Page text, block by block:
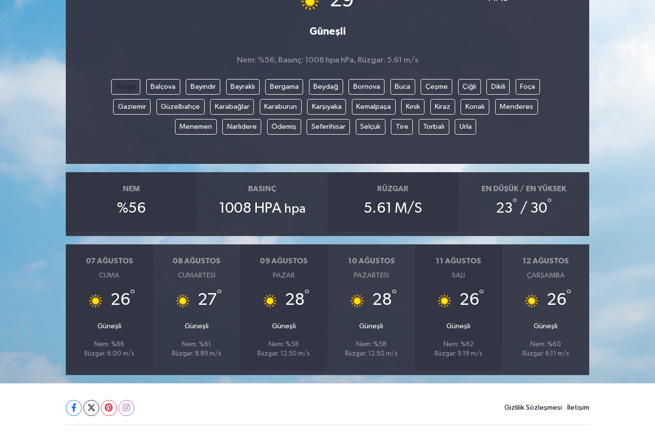
Güneşli
Nem: %56, Basınç: 1008 hpa hPa, Rüzgar: 5.61 m/s
Aliağa Balçova Bayındır Bayraklı Bergama Beydağ Bornova Buca Çeşme Çiğli Dikili Foça
Gaziemir Güzelbahçe Karabağlar Karaburun Karşıyaka Kemalpaşa Kınık Kiraz Konak Menderes
Menemen Narlıdere Ödemiş Seferihisar Selçuk Tire Torbalı Urla
NEM
%56
BASINÇ
1008 HPA hpa
RÜZGAR
5.61 M/S
EN DÜŞÜK / EN YÜKSEK
23° / 30°
07 AĞUSTOS
CUMA
26°
Güneşli
Nem: %66
Rüzgar: 6.00 m/s
08 AĞUSTOS
CUMARTESI
27°
Güneşli
Nem: %61
Rüzgar: 8.89 m/s
09 AĞUSTOS
PAZAR
28°
Güneşli
Nem: %58
Rüzgar: 12.50 m/s
10 AĞUSTOS
PAZARTESI
28°
Güneşli
Nem: %58
Rüzgar: 12.50 m/s
11 AĞUSTOS
SALI
26°
Güneşli
Nem: %62
Rüzgar: 9.19 m/s
12 AĞUSTOS
ÇARŞAMBA
26°
Güneşli
Nem: %60
Rüzgar: 6.11 m/s
Gizlilik Sözleşmesi İletişim